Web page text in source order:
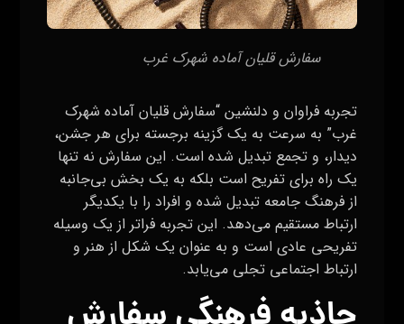
سفارش قلیان آماده شهرک غرب
تجربه فراوان و دلنشین “سفارش قلیان آماده شهرک
غرب” به سرعت به یک گزینه برجسته برای هر جشن،
دیدار، و تجمع تبدیل شده است. این سفارش نه تنها
یک راه برای تفریح است بلکه به یک بخش بی‌جانبه
از فرهنگ جامعه تبدیل شده و افراد را با یکدیگر
ارتباط مستقیم می‌دهد. این تجربه فراتر از یک وسیله
تفریحی عادی است و به عنوان یک شکل از هنر و
ارتباط اجتماعی تجلی می‌یابد.